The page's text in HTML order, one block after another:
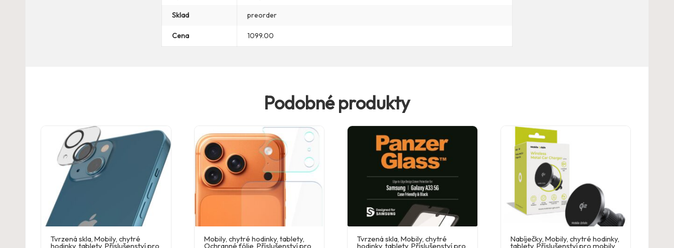
Sklad preorder
Cena 1099.00
Podobné produkty
Tvrzená skla, Mobily, chytré
hodinky, tablety, Příslušenství pro
Mobily, chytré hodinky, tablety,
Ochranné fólie, Příslušenství pro
Tvrzená skla,Mobily, chytré
hodinky, tablety,Příslušenství pro
Nabíječky, Mobily, chytré hodinky,
tablety, Příslušenství pro mobily